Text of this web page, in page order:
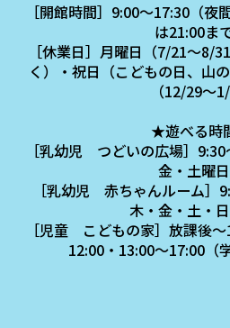
［開館時間］9:00～17:30（
は21:00まで
［休業日］月曜日（7/21～8/
く）・祝日（こどもの日、山
（12/29～1/
★遊べる
［乳幼児 つどいの広場］9:30
金・土曜日
［乳幼児 赤ちゃんルーム］
木・金・土・日
［児童 こどもの家］放課後
12:00・13:00～17:00（